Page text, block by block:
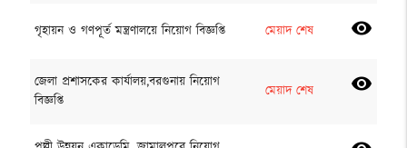
গৃহায়ন ও গণপূর্ত মন্ত্রণালয়ে নিয়োগ বিজ্ঞপ্তি মেয়াদ শেষ visibility
জেলা প্রশাসকের কার্যালয়,বরগুনায় নিয়োগ
বিজ্ঞপ্তি
মেয়াদ শেষ visibility